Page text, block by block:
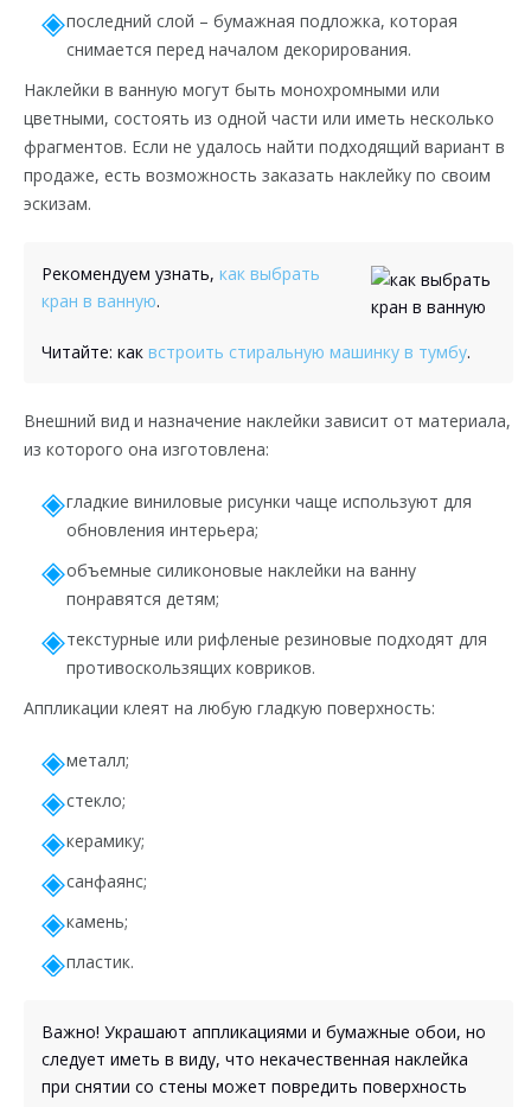
последний слой – бумажная подложка, которая
снимается перед началом декорирования.
Наклейки в ванную могут быть монохромными или
цветными, состоять из одной части или иметь несколько
фрагментов. Если не удалось найти подходящий вариант в
продаже, есть возможность заказать наклейку по своим
эскизам.
Рекомендуем узнать, как выбрать
кран в ванную.
Читайте: как встроить стиральную машинку в тумбу.
Внешний вид и назначение наклейки зависит от материала,
из которого она изготовлена:
гладкие виниловые рисунки чаще используют для
обновления интерьера;
объемные силиконовые наклейки на ванну
понравятся детям;
текстурные или рифленые резиновые подходят для
противоскользящих ковриков.
Аппликации клеят на любую гладкую поверхность:
металл;
стекло;
керамику;
санфаянс;
камень;
пластик.
Важно! Украшают аппликациями и бумажные обои, но
следует иметь в виду, что некачественная наклейка
при снятии со стены может повредить поверхность